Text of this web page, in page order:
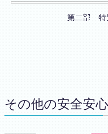
第二部 特
その他の安全安